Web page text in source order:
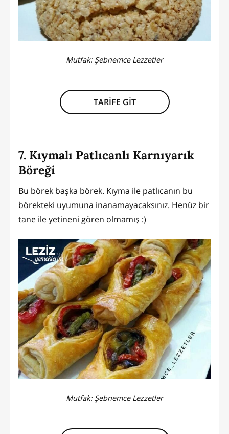
Mutfak: Şebnemce Lezzetler
TARİFE GİT
7. Kıymalı Patlıcanlı Karnıyarık
Böreği
Bu börek başka börek. Kıyma ile patlıcanın bu
börekteki uyumuna inanamayacaksınız. Henüz bir
tane ile yetineni gören olmamış :)
Mutfak: Şebnemce Lezzetler